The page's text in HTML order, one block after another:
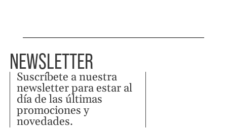
NEWSLETTER
Suscríbete a nuestra
newsletter para estar al
día de las últimas
promociones y
novedades.